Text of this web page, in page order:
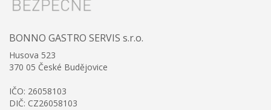
BONNO GASTRO SERVIS s.r.o.
Husova 523
370 05 České Budějovice
IČO: 26058103
DIČ: CZ26058103